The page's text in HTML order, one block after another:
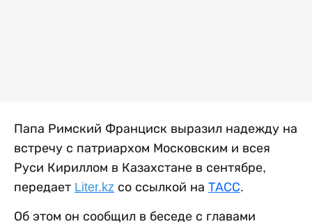
Папа Римский Франциск выразил надежду на
встречу с патриархом Московским и всея
Руси Кириллом в Казахстане в сентябре,
передает Liter.kz со ссылкой на ТАСС.
Об этом он сообщил в беседе с главами